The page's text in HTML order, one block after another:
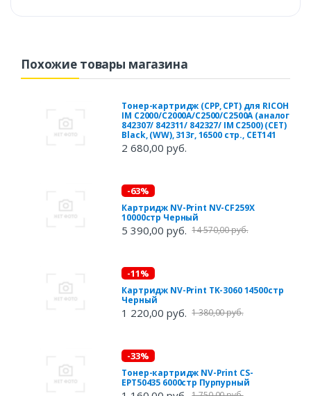
Похожие товары магазина
Тонер-картридж (CPP, CPT) для RICOH
IM C2000/C2000A/C2500/C2500A (аналог
842307/ 842311/ 842327/ IM C2500) (CET)
Black, (WW), 313г, 16500 стр., CET141
2 680,00 руб.
-63%
Картридж NV-Print NV-CF259X
10000стр Черный
5 390,00 руб. 14 570,00 руб.
-11%
Картридж NV-Print TK-3060 14500стр
Черный
1 220,00 руб. 1 380,00 руб.
-33%
Тонер-картридж NV-Print CS-
EPT50435 6000стр Пурпурный